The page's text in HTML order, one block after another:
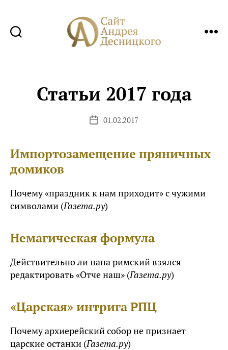
Статьи 2017 года
Дата01.02.2017
Импортозамещение пряничных
домиков
Почему «праздник к нам приходит» с чужими
символами (Газета.ру)
Немагическая формула
Действительно ли папа римский взялся
редактировать «Отче наш» (Газета.ру)
«Царская» интрига РПЦ
Почему архиерейский собор не признает
царские останки (Газета.ру)